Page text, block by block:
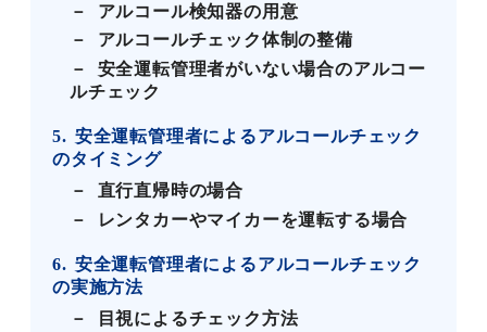
アルコール検知器の用意
アルコールチェック体制の整備
安全運転管理者がいない場合のアルコー
ルチェック
5
安全運転管理者によるアルコールチェック
のタイミング
直行直帰時の場合
レンタカーやマイカーを運転する場合
6
安全運転管理者によるアルコールチェック
の実施方法
目視によるチェック方法